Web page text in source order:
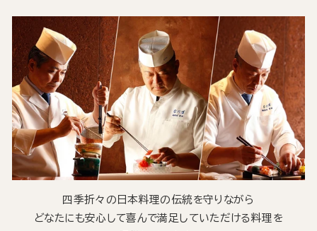
四季折々の日本料理の伝統を守りながら
どなたにも安心して喜んで満足していただける料理を